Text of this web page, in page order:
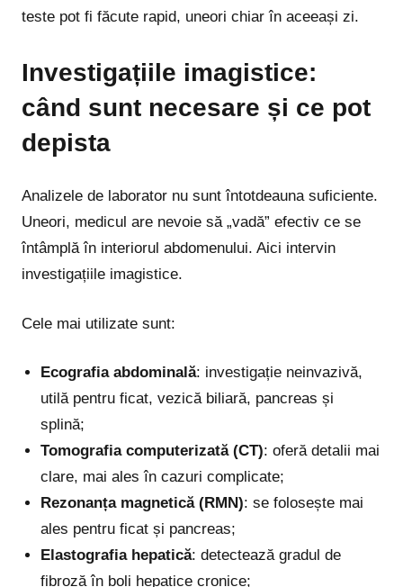
teste pot fi făcute rapid, uneori chiar în aceeași zi.
Investigațiile imagistice:
când sunt necesare și ce pot
depista
Analizele de laborator nu sunt întotdeauna suficiente.
Uneori, medicul are nevoie să „vadă” efectiv ce se
întâmplă în interiorul abdomenului. Aici intervin
investigațiile imagistice.
Cele mai utilizate sunt:
Ecografia abdominală: investigație neinvazivă,
utilă pentru ficat, vezică biliară, pancreas și
splină;
Tomografia computerizată (CT): oferă detalii mai
clare, mai ales în cazuri complicate;
Rezonanța magnetică (RMN): se folosește mai
ales pentru ficat și pancreas;
Elastografia hepatică: detectează gradul de
fibroză în boli hepatice cronice;